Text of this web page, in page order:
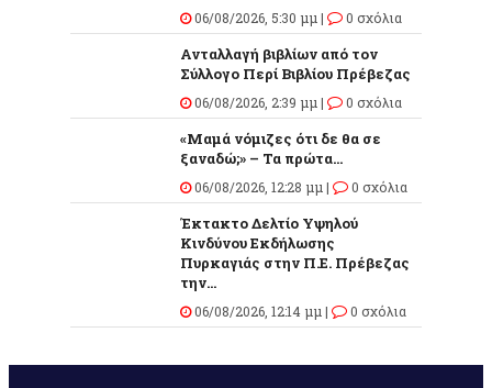
06/08/2026, 5:30 μμ | 0 σχόλια
Ανταλλαγή βιβλίων από τον
Σύλλογο Περί Βιβλίου Πρέβεζας
06/08/2026, 2:39 μμ | 0 σχόλια
«Μαμά νόμιζες ότι δε θα σε
ξαναδώ;» – Τα πρώτα...
06/08/2026, 12:28 μμ | 0 σχόλια
Έκτακτο Δελτίο Υψηλού
Κινδύνου Εκδήλωσης
Πυρκαγιάς στην Π.Ε. Πρέβεζας
την...
06/08/2026, 12:14 μμ | 0 σχόλια